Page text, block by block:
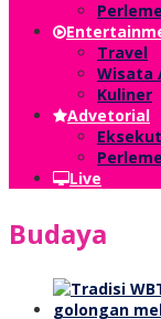
Travel
Wisata
Kuliner
Advetorial
Live
Budaya